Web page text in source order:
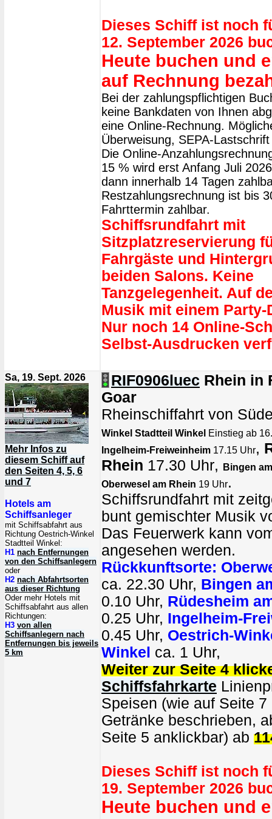
Dieses Schiff ist noch
12. September 2026
Heute buchen und
auf Rechnung
Bei der zahlungspflichtigen
keine Bankdaten von Ihnen
eine Online-Rechnung.
Überweisung, SEPA-
Die Online-
15 % wird erst Anfang Juli
dann innerhalb 14 Tagen
Restzahlungsrechnung ist bis
Fahrttermin zahlbar.
Schiffsrundfahrt mit
Sitzplatzreservierung
Fahrgäste und
beiden Salons. Keine
Tanzgelegenheit. Auf
Musik mit einem Party-
Nur noch 14 Online-
Selbst-Ausdrucken
Sa, 19. Sept. 2026
Mehr Infos zu
diesem Schiff auf
den Seiten 4, 5, 6
und 7
Hotels am
Schiffsanleger
mit Schiffsabfahrt aus
Richtung Oestrich-Winkel
Stadtteil Winkel:
H1 nach Entfernungen
von den Schiffsanlegern
oder
H2 nach Abfahrtsorten
aus dieser Richtung
Oder mehr Hotels mit
Schiffsabfahrt aus allen
Richtungen:
H3 von allen
Schiffsanlegern nach
Entfernungen bis jeweils
5 km
RIF0906luec Rhein in
Goar
Rheinschiffahrt von
Winkel Stadtteil Winkel Einstieg ab
Ingelheim-Freiweinheim 17.15 Uhr,
Rhein 17.30 Uhr,
Bingen
Oberwesel am Rhein 19 Uhr.
Schiffsrundfahrt mit
bunt gemischter Musik
Das Feuerwerk kann
angesehen werden.
Rückkunftsorte:
ca. 22.30 Uhr, Bingen
0.10 Uhr, Rüdesheim
0.25 Uhr, Ingelheim-
0.45 Uhr, Oestrich-
Winkel ca. 1 Uhr,
Weiter zur Seite 4
Schiffsfahrkarte
Speisen (wie auf Seite 7
Getränke beschrieben,
Seite 5 anklickbar) ab
Dieses Schiff ist noch
19. September 2026
Heute buchen und